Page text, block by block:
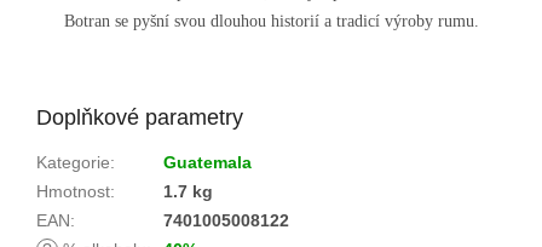
Botran se pyšní svou dlouhou historií a tradicí výroby rumu.
Doplňkové parametry
Kategorie:
Guatemala
Hmotnost:
1.7 kg
EAN:
7401005008122